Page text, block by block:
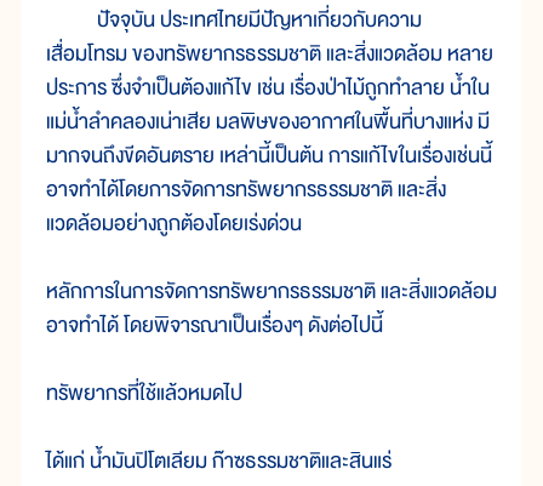
ปัจจุบัน ประเทศไทยมีปัญหาเกี่ยวกับความ
เสื่อมโทรม ของทรัพยากรธรรมชาติ และสิ่งแวดล้อม หลาย
ประการ ซึ่งจำเป็นต้องแก้ไข เช่น เรื่องป่าไม้ถูกทำลาย น้ำใน
แม่น้ำลำคลองเน่าเสีย มลพิษของอากาศในพื้นที่บางแห่ง มี
มากจนถึงขีดอันตราย เหล่านี้เป็นต้น การแก้ไขในเรื่องเช่นนี้
อาจทำได้โดยการจัดการทรัพยากรธรรมชาติ และสิ่ง
แวดล้อมอย่างถูกต้องโดยเร่งด่วน
หลักการในการจัดการทรัพยากรธรรมชาติ และสิ่งแวดล้อม
อาจทำได้ โดยพิจารณาเป็นเรื่องๆ ดังต่อไปนี้
ทรัพยากรที่ใช้แล้วหมดไป
ได้แก่ น้ำมันปิโตเลียม ก๊าซธรรมชาติและสินแร่